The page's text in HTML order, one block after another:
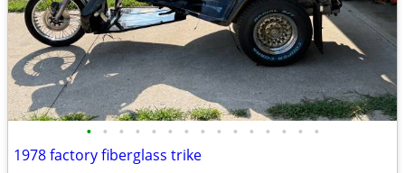
• • • • • • • • • • • • • • •
1978 factory fiberglass trike